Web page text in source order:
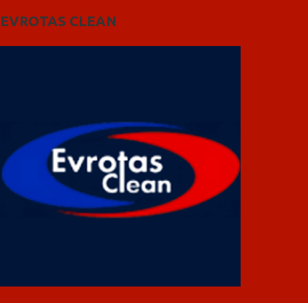
EVROTAS CLEAN